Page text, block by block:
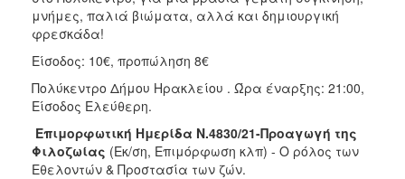
μνήμες, παλιά βιώματα, αλλά και δημιουργική
φρεσκάδα!
Είσοδος: 10€, προπώληση 8€
Πολύκεντρο Δήμου Ηρακλείου . Ώρα έναρξης: 21:00,
Είσοδος Ελεύθερη.
Επιμορφωτική Ημερίδα N.4830/21-Προαγωγή της
Φιλοζωίας (Εκ/ση, Επιμόρφωση κλπ) - Ο ρόλος των
Εθελοντών & Προστασία των ζών.